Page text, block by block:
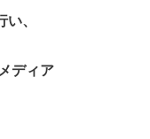
、
ディア